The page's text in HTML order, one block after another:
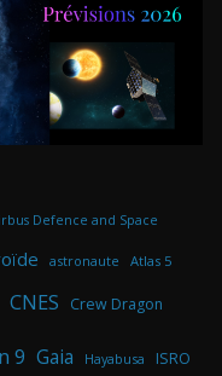
Defence and Space
astronaute Atlas 5
CNES Crew Dragon
9 Gaia Hayabusa ISRO